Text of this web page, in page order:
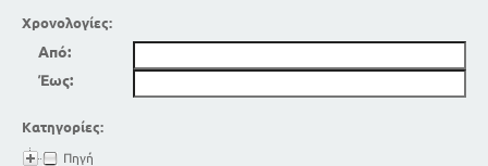
Χρονολογίες:
Από:
Έως:
Κατηγορίες:
Πηγή